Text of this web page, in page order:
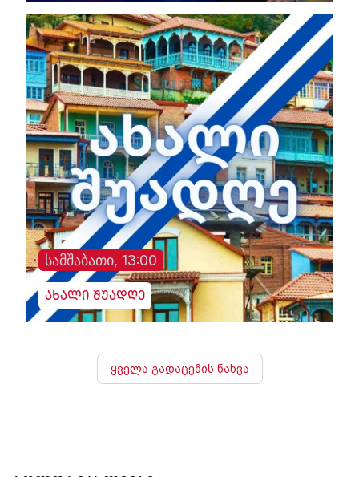
სამშაბათი, 13:00
ახალი შუადღე
ყველა გადაცემის ნახვა